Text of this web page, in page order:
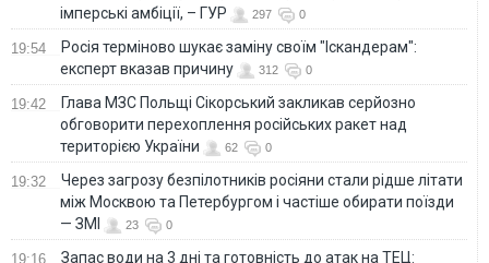
імперські амбіції, – ГУР
297 0
19:54
Росія терміново шукає заміну своїм "Іскандерам":
експерт вказав причину
312 0
19:42
Глава МЗС Польщі Сікорський закликав серйозно
обговорити перехоплення російських ракет над
територією України
62 0
19:32
Через загрозу безпілотників росіяни стали рідше літати
між Москвою та Петербургом і частіше обирати поїзди
— ЗМІ
23 0
19:16 Запас води на 3 дні та готовність до атак на ТЕЦ: